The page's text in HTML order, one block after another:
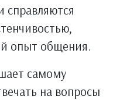
справляются
опыт общения.
самому
на вопросы